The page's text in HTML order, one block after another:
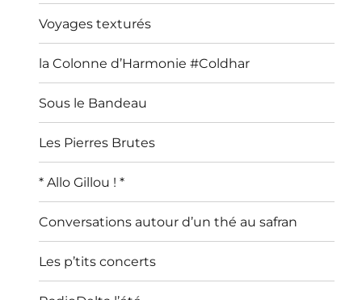
Voyages texturés
la Colonne d’Harmonie #Coldhar
Sous le Bandeau
Les Pierres Brutes
* Allo Gillou ! *
Conversations autour d’un thé au safran
Les p’tits concerts